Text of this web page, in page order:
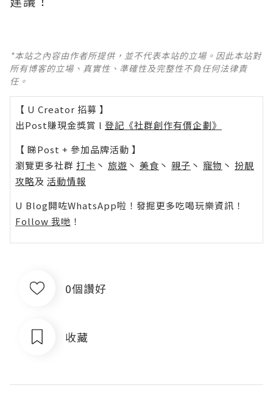
*本站之內容由作者所提供，並不代表本站的立場。因此本站對
所有博客的立場、真實性、準確性及完整性不負任何法律責
任。
【 U Creator 招募 】
出Post賺現金獎賞 l 登記《社群創作有價企劃》
【 睇Post + 參加品牌活動 】
瀏覽更多社群 打卡 丶 旅遊 丶 美食 丶 親子 丶 寵物 丶 扮靚
攻略及 活動情報
U Blog開咗WhatsApp啦！發掘更多吃喝玩樂資訊！
Follow 我哋 ！
0個讚好
收藏